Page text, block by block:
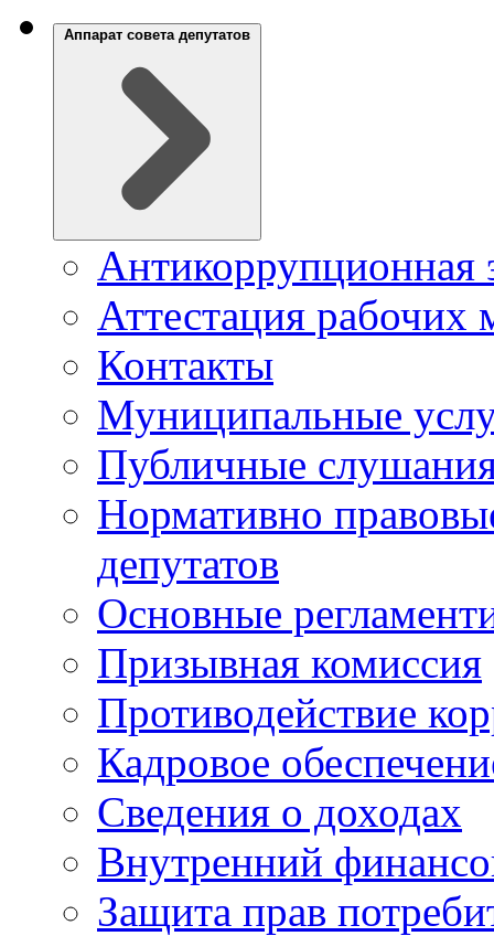
Аппарат совета депутатов
Антикоррупционная
Аттестация рабочих
Контакты
Муниципальные
Публичные
Нормативно
депутатов
Основные
Призывная комиссия
Противодействие
Кадровое
Сведения о доходах
Внутренний
Защита прав